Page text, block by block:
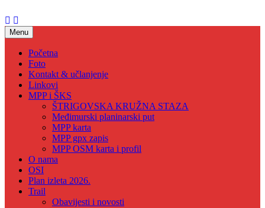
to
content
Menu
Početna
Foto
Kontakt & učlanjenje
Linkovi
MPP i ŠKS
ŠTRIGOVSKA KRUŽNA STAZA
Međimurski planinarski put
MPP karta
MPP gpx zapis
MPP OSM karta i profil
O nama
OSI
Plan izleta 2026.
Trail
Obavijesti i novosti